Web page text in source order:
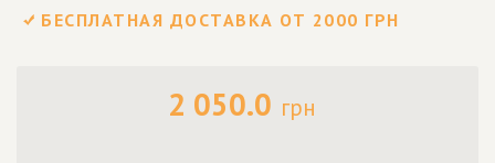
БЕСПЛАТНАЯ ДОСТАВКА ОТ 2000 ГРН
2 050.0 грн